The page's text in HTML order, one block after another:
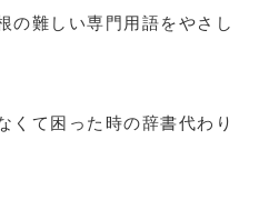
の難しい専門用語をやさし
くて困った時の辞書代わり